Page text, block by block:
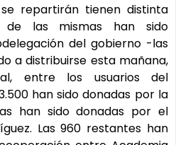
repartirán tienen distinta
de las mismas han sido
del gobierno -las
a distribuirse esta mañana,
entre los usuarios del
han sido donadas por la
han sido donadas por el
Las 960 restantes han